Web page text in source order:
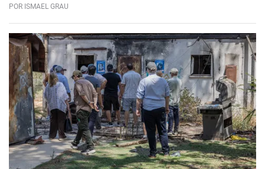
POR ISMAEL GRAU